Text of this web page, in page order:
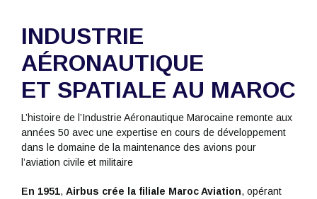
INDUSTRIE
AÉRONAUTIQUE
ET SPATIALE AU MAROC
L’histoire de l’Industrie Aéronautique Marocaine remonte aux
années 50 avec une expertise en cours de développement
dans le domaine de la maintenance des avions pour
l’aviation civile et militaire
En 1951, Airbus crée la filiale Maroc Aviation, opérant